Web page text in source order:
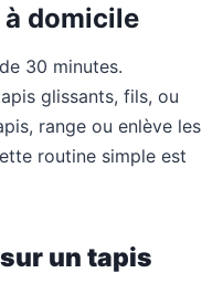
domicile
30 minutes.
glissants, fils, ou
range ou enlève les
routine simple est
un tapis